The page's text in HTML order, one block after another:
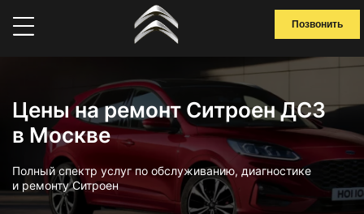
Позвонить
Цены на ремонт Ситроен ДС3
в Москве
Полный спектр услуг по обслуживанию, диагностике
и ремонту Ситроен